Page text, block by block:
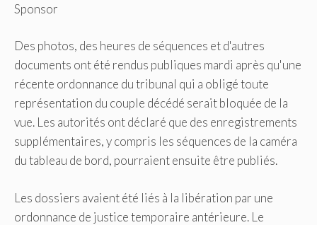
Sponsor
Des photos, des heures de séquences et d'autres
documents ont été rendus publiques mardi après qu'une
récente ordonnance du tribunal qui a obligé toute
représentation du couple décédé serait bloquée de la
vue. Les autorités ont déclaré que des enregistrements
supplémentaires, y compris les séquences de la caméra
du tableau de bord, pourraient ensuite être publiés.
Les dossiers avaient été liés à la libération par une
ordonnance de justice temporaire antérieure. Le